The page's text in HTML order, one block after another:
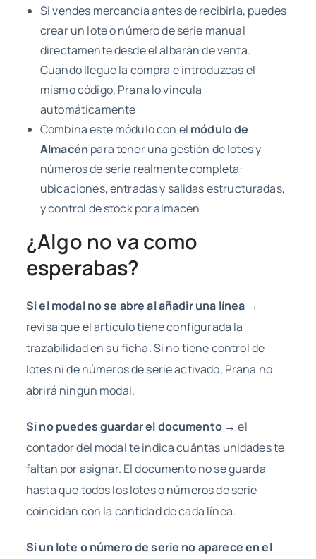
Si vendes mercancía antes de recibirla, puedes
crear un lote o número de serie manual
directamente desde el albarán de venta.
Cuando llegue la compra e introduzcas el
mismo código, Prana lo vincula
automáticamente
Combina este módulo con el módulo de
Almacén para tener una gestión de lotes y
números de serie realmente completa:
ubicaciones, entradas y salidas estructuradas,
y control de stock por almacén
¿Algo no va como
esperabas?
Si el modal no se abre al añadir una línea →
revisa que el artículo tiene configurada la
trazabilidad en su ficha. Si no tiene control de
lotes ni de números de serie activado, Prana no
abrirá ningún modal.
Si no puedes guardar el documento→ el
contador del modal te indica cuántas unidades te
faltan por asignar. El documento no se guarda
hasta que todos los lotes o números de serie
coincidan con la cantidad de cada línea.
Si un lote o número de serie no aparece en el